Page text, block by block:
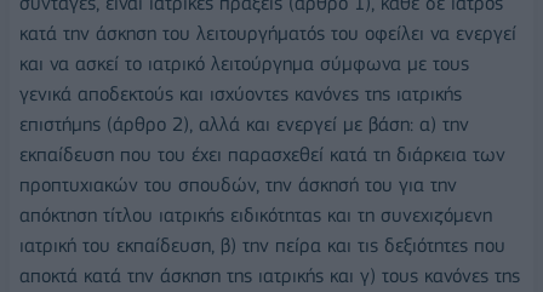
κατά την άσκηση του λειτουργήματός του οφείλει να ενεργεί
και να ασκεί το ιατρικό λειτούργημα σύμφωνα με τους
γενικά αποδεκτούς και ισχύοντες κανόνες της ιατρικής
επιστήμης (άρθρο 2), αλλά και ενεργεί με βάση: α) την
εκπαίδευση που του έχει παρασχεθεί κατά τη διάρκεια των
προπτυχιακών του σπουδών, την άσκησή του για την
απόκτηση τίτλου ιατρικής ειδικότητας και τη συνεχιζόμενη
ιατρική του εκπαίδευση, β) την πείρα και τις δεξιότητες που
αποκτά κατά την άσκηση της ιατρικής και γ) τους κανόνες της